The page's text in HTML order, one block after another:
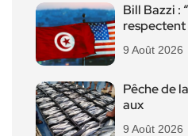
Bill Bazzi :
9 Août 2026
Pêche de
aux
9 Août 2026